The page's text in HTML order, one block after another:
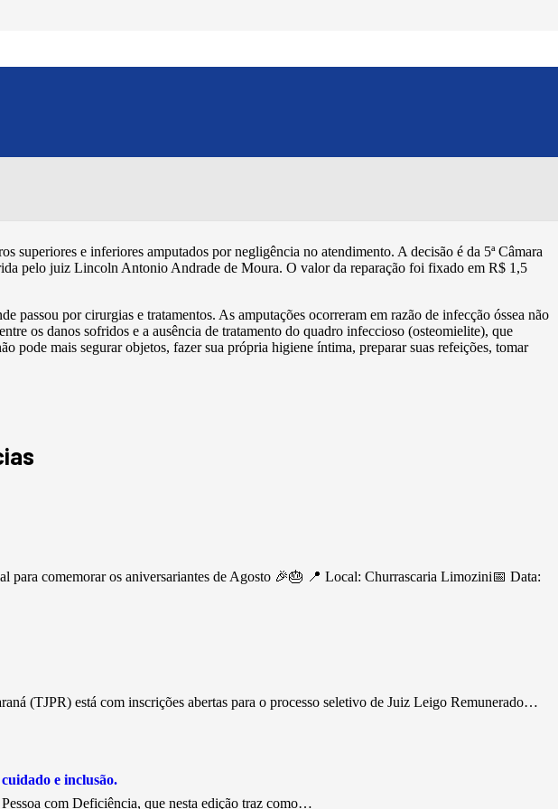
morais e estéticos
Compartilhe esse conteúdo:
superiores e inferiores amputados por negligência no atendimento. A decisão é da 5ª Câmara
pelo juiz Lincoln Antonio Andrade de Moura. O valor da reparação foi fixado em R$ 1,5
passou por cirurgias e tratamentos. As amputações ocorreram em razão de infecção óssea não
os danos sofridos e a ausência de tratamento do quadro infeccioso (osteomielite), que
pode mais segurar objetos, fazer sua própria higiene íntima, preparar suas refeições, tomar
para comemorar os aniversariantes de Agosto 🎉🎂 📍 Local: Churrascaria Limozini📅 Data:
(TJPR) está com inscrições abertas para o processo seletivo de Juiz Leigo Remunerado…
e inclusão.
com Deficiência, que nesta edição traz como…